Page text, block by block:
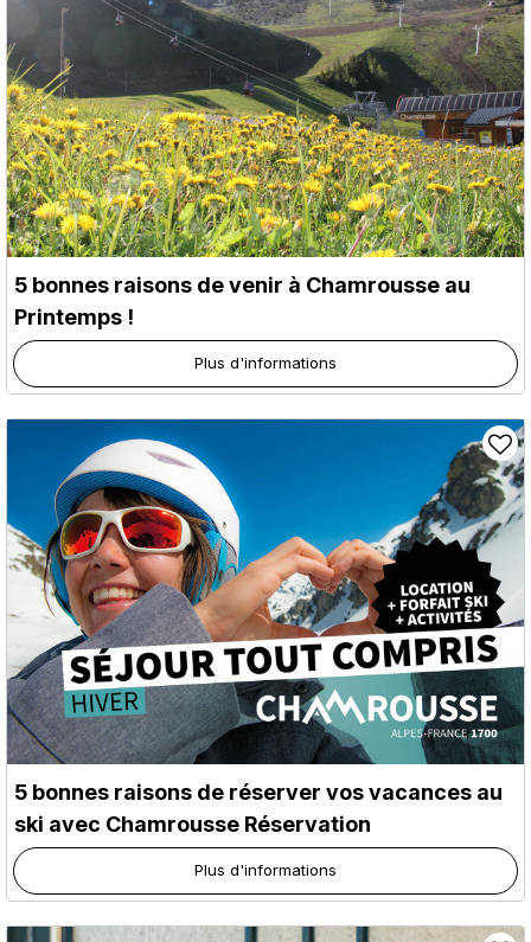
5 bonnes raisons de venir à Chamrousse au
Printemps !
Plus d'informations
5 bonnes raisons de réserver vos vacances au
ski avec Chamrousse Réservation
Plus d'informations